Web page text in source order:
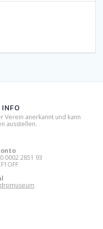
INFO
Verein anerkannt und kann
ausstellen.
0002 2851 93